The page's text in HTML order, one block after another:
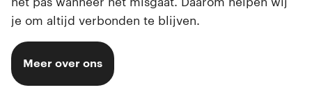
het pas wanneer het misgaat. Daarom helpen wij
je om altijd verbonden te blijven.
Meer over ons